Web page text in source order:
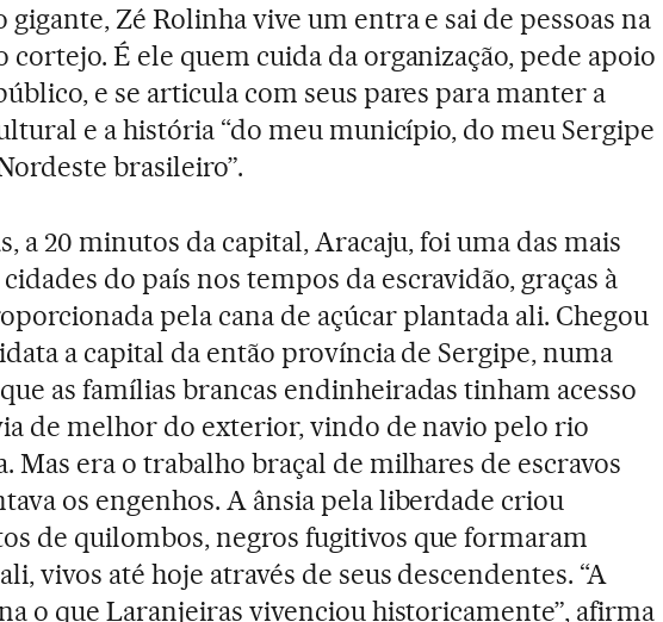
gigante, Zé Rolinha vive um entra e sai de pessoas na
cortejo. É ele quem cuida da organização, pede apoio
e se articula com seus pares para manter a
e a história “do meu município, do meu Sergipe
brasileiro”.
a 20 minutos da capital, Aracaju, foi uma das mais
do país nos tempos da escravidão, graças à
pela cana de açúcar plantada ali. Chegou
a capital da então província de Sergipe, numa
as famílias brancas endinheiradas tinham acesso
de melhor do exterior, vindo de navio pelo rio
Mas era o trabalho braçal de milhares de escravos
os engenhos. A ânsia pela liberdade criou
de quilombos, negros fugitivos que formaram
vivos até hoje através de seus descendentes. “A
o que Laranjeiras vivenciou historicamente”, afirma